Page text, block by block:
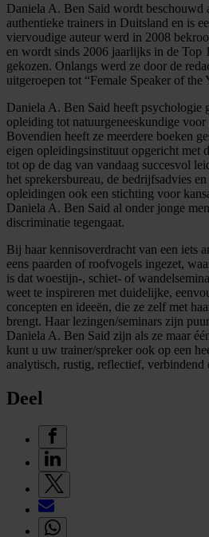
Daniela A. Ben Said wordt beschouwd
authentieke trainers in Duitsland en is
viervoudige auteur werd in 2008
en wordt sinds 2006 jaarlijks in de Top
gekozen. Onlangs werd ze door de
uitgeroepen tot “Female Speaker of the
Daniela A. Ben Said heeft psychologie
opleiding tot natuurgeneeskundige
Bovendien heeft ze meerdere boeken
eigen opleidingsinstituut opgericht met
tot op de dag van vandaag succesvol
het sprekersbureau, de bedrijfsadvies
opleidingen ook een stichting voor
Daniela A. Ben Said al onder jonge
discriminatie tegengaat.
Bij haar kennisoverdracht van een iets
eens paarden of roofvogels ingezet,
is dat woestijn-, schiet- of
weet te inspireren met duidelijke,
concepten en ideeën, die ze zelf met
brengt. Haar lezingen/seminars zijn
Daniela A. Ben Said zijn als ze maar
kunt u uw trainer/spreker ook op een
analytisch, rustig, reflectief, verbindend
Deel